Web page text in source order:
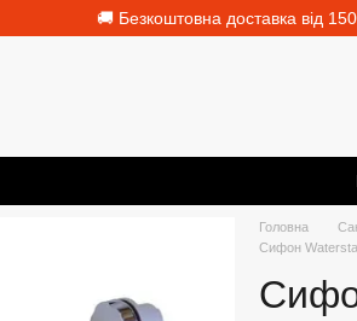
🚚 Безкоштовна доставка від
Головна
Сифон